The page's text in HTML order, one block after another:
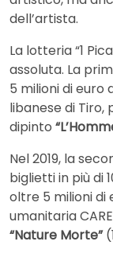
dell’artista.
La lotteria “1
assoluta. La
5 milioni di euro
libanese di Tiro,
dipinto
Nel 2019, la
biglietti in più di
oltre 5 milioni di
umanitaria
“Nature Morte”